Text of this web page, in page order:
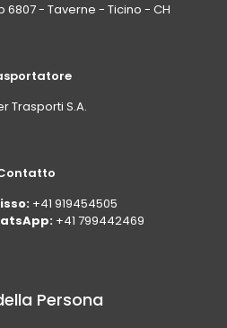
6807 - Taverne - Ticino - CH
Trasporti S.A.
+41 919454505
+41 799442469
Persona